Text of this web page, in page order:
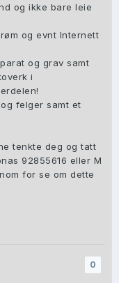
og ikke bare leie
og evnt Internett
og grav samt
i
felger samt et
tenkte deg og tatt
92855616 eller M
for se om dette
0